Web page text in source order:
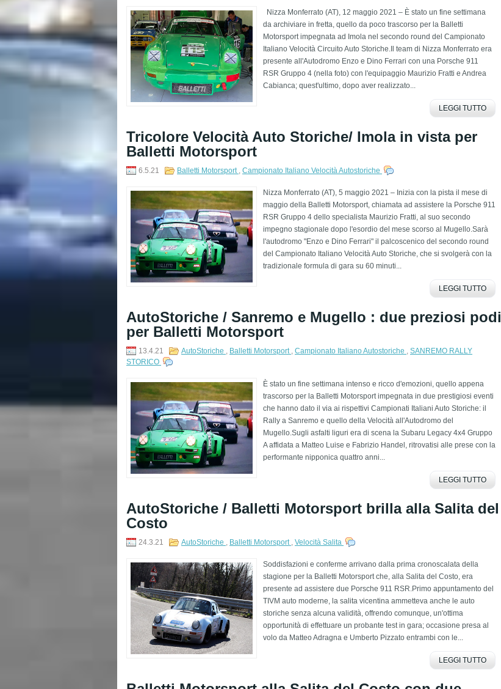
Nizza Monferrato (AT), 12 maggio 2021 – È stato un fine settimana
da archiviare in fretta, quello da poco trascorso per la Balletti
Motorsport impegnata ad Imola nel secondo round del Campionato
Italiano Velocità Circuito Auto Storiche.Il team di Nizza Monferrato era
presente all'Autodromo Enzo e Dino Ferrari con una Porsche 911
RSR Gruppo 4 (nella foto) con l'equipaggio Maurizio Fratti e Andrea
Cabianca; quest'ultimo, dopo aver realizzato...
LEGGI TUTTO
Tricolore Velocità Auto Storiche/ Imola in vista per
Balletti Motorsport
6.5.21 Balletti Motorsport Campionato Italiano Velocità Autostoriche
Nizza Monferrato (AT), 5 maggio 2021 – Inizia con la pista il mese di
maggio della Balletti Motorsport, chiamata ad assistere la Porsche 911
RSR Gruppo 4 dello specialista Maurizio Fratti, al suo secondo
impegno stagionale dopo l'esordio del mese scorso al Mugello.Sarà
l'autodromo "Enzo e Dino Ferrari" il palcoscenico del secondo round
del Campionato Italiano Velocità Auto Storiche, che si svolgerà con la
tradizionale formula di gara su 60 minuti...
LEGGI TUTTO
AutoStoriche / Sanremo e Mugello : due preziosi podi
per Balletti Motorsport
13.4.21 AutoStoriche Balletti Motorsport Campionato Italiano Autostoriche
SANREMO RALLY
STORICO
È stato un fine settimana intenso e ricco d'emozioni, quello appena
trascorso per la Balletti Motorsport impegnata in due prestigiosi eventi
che hanno dato il via ai rispettivi Campionati Italiani Auto Storiche: il
Rally a Sanremo e quello della Velocità all'Autodromo del
Mugello.Sugli asfalti liguri era di scena la Subaru Legacy 4x4 Gruppo
A affidata a Matteo Luise e Fabrizio Handel, ritrovatisi alle prese con la
performante nipponica quattro anni...
LEGGI TUTTO
AutoStoriche / Balletti Motorsport brilla alla Salita del
Costo
24.3.21 AutoStoriche Balletti Motorsport Velocità Salita
Soddisfazioni e conferme arrivano dalla prima cronoscalata della
stagione per la Balletti Motorsport che, alla Salita del Costo, era
presente ad assistere due Porsche 911 RSR.Primo appuntamento del
TIVM auto moderne, la salita vicentina ammetteva anche le auto
storiche senza alcuna validità, offrendo comunque, un'ottima
opportunità di effettuare un probante test in gara; occasione presa al
volo da Matteo Adragna e Umberto Pizzato entrambi con le...
LEGGI TUTTO